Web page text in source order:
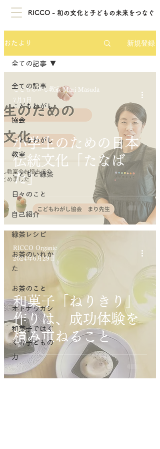
RICCO - 和の文化と子どもの未来をつなぐ
おたより 新規登録
全ての記事
こどもわがし
協会
こどもわがし
教室
こどもと緑茶
日々のこと
自己紹介
緑茶レシピ
お茶のいれか
た
お茶のこと
オトナワガシ
和菓子ではぐ
くむ子どもの
力
全ての記事
小学生のための日本
伝統文化「たなば
た」
こどもわがし教室 Mari Masuda
7月1日
和菓子「ねりきり」
作りは、成功体験を
積み重ねること
RICCO Organic
2024年6月29日